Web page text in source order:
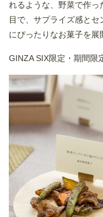
れるような、野菜で作っ
目で、サプライズ感と
にぴったりなお菓子を展
GINZA SIX限定・期間限